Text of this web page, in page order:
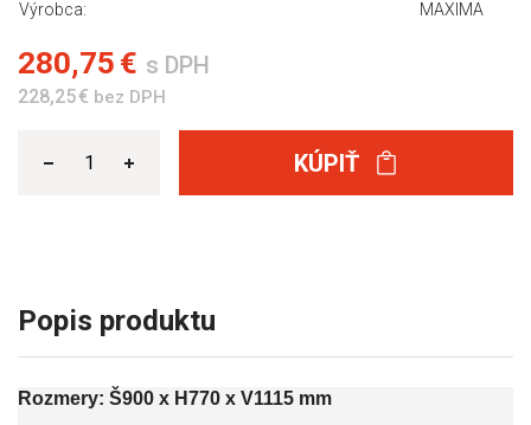
Výrobca:
MAXIMA
280,75 € s DPH
228,25 € bez DPH
KÚPIŤ
Popis produktu
Rozmery: Š900 x H770 x V1115 mm